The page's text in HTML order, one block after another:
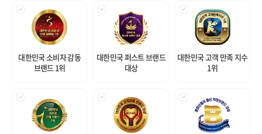
대한민국 소비자 감동
브랜드 1위
대한민국 퍼스트 브랜드
대상
대한민국 고객 만족 지수
1위